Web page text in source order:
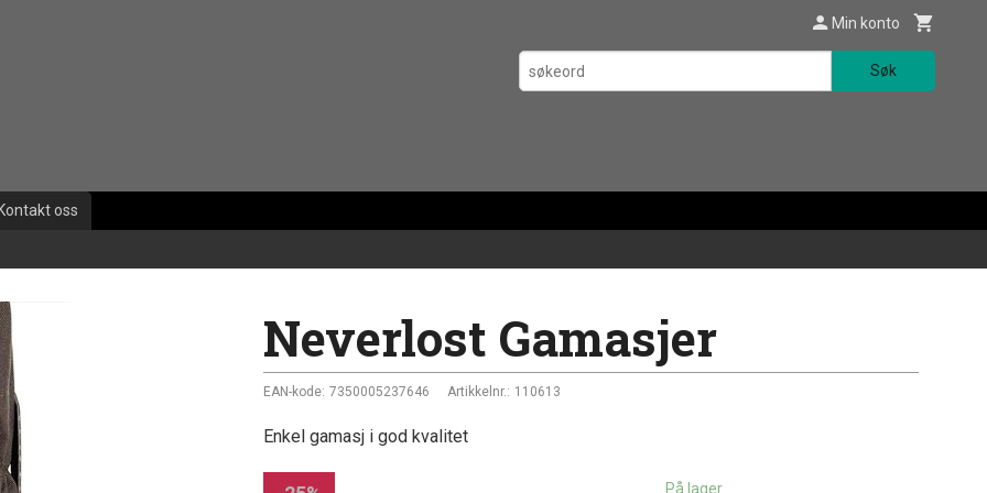
Min konto
Søk
Kontakt oss
Neverlost Gamasjer
EAN-kode: 7350005237646 Artikkelnr.: 110613
Enkel gamasj i god kvalitet
På lager